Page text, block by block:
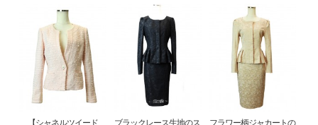
【シャネルツイード
ブラックレース生地のス
フラワー柄ジャカートの